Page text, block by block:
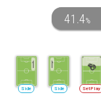
41.4%
SetPlay
Side
Side